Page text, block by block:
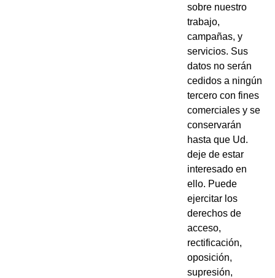
sobre nuestro
trabajo,
campañas, y
servicios. Sus
datos no serán
cedidos a ningún
tercero con fines
comerciales y se
conservarán
hasta que Ud.
deje de estar
interesado en
ello. Puede
ejercitar los
derechos de
acceso,
rectificación,
oposición,
supresión,